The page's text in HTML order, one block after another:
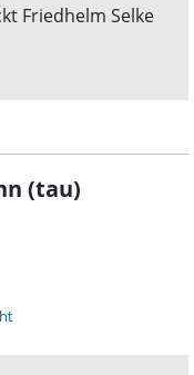
Friedhelm Selke
(tau)